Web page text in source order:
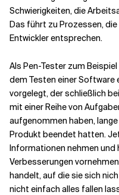
Schwierigkeiten, die
Das führt zu Prozessen,
Entwickler entsprechen.
Als Pen-Tester zum
dem Testen einer Software
vorgelegt, der schließlich
mit einer Reihe von
aufgenommen haben,
Produkt beendet hatten.
Informationen nehmen und
Verbesserungen
handelt, auf die sie sich
nicht einfach alles fallen